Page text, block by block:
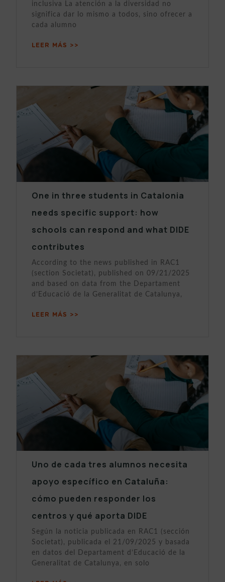
inclusiva La atención a la diversidad no
significa dar lo mismo a todos, sino ofrecer a
cada alumno
LEER MÁS >>
One in three students in Catalonia
needs specific support: how
schools can respond and what DIDE
contributes
According to the news published in RAC1
(section Societat), published on 09/21/2025
and based on data from the Departament
d’Educació de la Generalitat de Catalunya,
LEER MÁS >>
Uno de cada tres alumnos necesita
apoyo específico en Cataluña:
cómo pueden responder los
centros y qué aporta DIDE
Según la noticia publicada en RAC1 (sección
Societat), publicada el 21/09/2025 y basada
en datos del Departament d’Educació de la
Generalitat de Catalunya, en solo